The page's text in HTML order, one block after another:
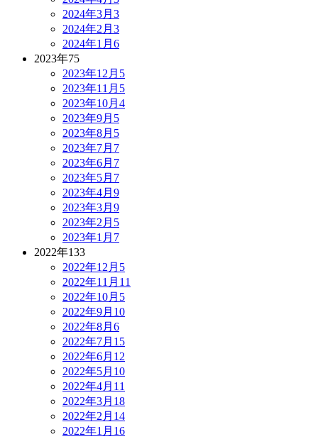
2024年3月 3
2024年2月 3
2024年1月 6
2023年75
2023年12月 5
2023年11月 5
2023年10月 4
2023年9月 5
2023年8月 5
2023年7月 7
2023年6月 7
2023年5月 7
2023年4月 9
2023年3月 9
2023年2月 5
2023年1月 7
2022年133
2022年12月 5
2022年11月 11
2022年10月 5
2022年9月 10
2022年8月 6
2022年7月 15
2022年6月 12
2022年5月 10
2022年4月 11
2022年3月 18
2022年2月 14
2022年1月 16